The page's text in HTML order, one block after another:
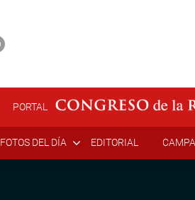
PORTAL
FOTOS DEL DÍA EDITORIAL